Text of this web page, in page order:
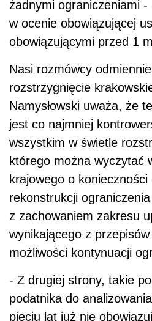
żadnymi ograniczeniami
w ocenie obowiązującej
obowiązującymi przed 1
Nasi rozmówcy
rozstrzygnięcie
Namysłowski uważa, że
jest co najmniej
wszystkim w świetle
którego można wyczytać
krajowego o konieczności
rekonstrukcji
z zachowaniem zakresu
wynikającego z
możliwości kontynuacji
- Z drugiej strony, takie
podatnika do
pięciu lat już nie